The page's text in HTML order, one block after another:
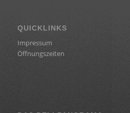
QUICKLINKS
Impressum
Öffnungszeiten